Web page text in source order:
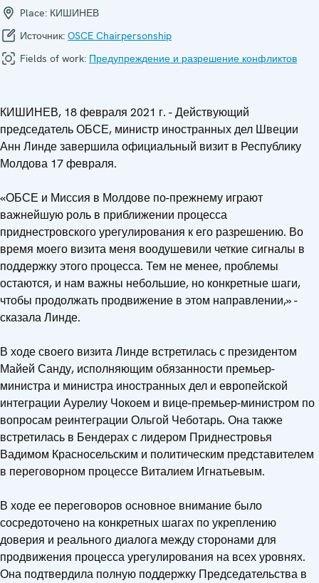
Place: КИШИНЕВ
Источник: OSCE Chairpersonship
Fields of work: Предупреждение и разрешение конфликтов
КИШИНЕВ, 18 февраля 2021 г. - Действующий
председатель ОБСЕ, министр иностранных дел Швеции
Анн Линде завершила официальный визит в Республику
Молдова 17 февраля.
«ОБСЕ и Миссия в Молдове по-прежнему играют
важнейшую роль в приближении процесса
приднестровского урегулирования к его разрешению. Во
время моего визита меня воодушевили четкие сигналы в
поддержку этого процесса. Тем не менее, проблемы
остаются, и нам важны небольшие, но конкретные шаги,
чтобы продолжать продвижение в этом направлении,» -
сказала Линде.
В ходе своего визита Линде встретилась с президентом
Майей Санду, исполняющим обязанности премьер-
министра и министра иностранных дел и европейской
интеграции Аурелиу Чокоем и вице-премьер-министром по
вопросам реинтеграции Ольгой Чеботарь. Она также
встретилась в Бендерах с лидером Приднестровья
Вадимом Красносельским и политическим представителем
в переговорном процессе Виталием Игнатьевым.
В ходе ее переговоров основное внимание было
сосредоточено на конкретных шагах по укреплению
доверия и реального диалога между сторонами для
продвижения процесса урегулирования на всех уровнях.
Она подтвердила полную поддержку Председательства в